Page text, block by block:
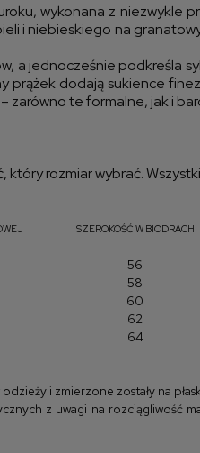
wykonana z niezwykle
i niebieskiego na
a jednocześnie podkreśla
prążek dodają sukience
zarówno te formalne, jak i
rozmiar wybrać.
SZEROKOŚĆ W BIODRACH
56
58
60
62
64
i zmierzone zostały na
z uwagi na rozciągliwość